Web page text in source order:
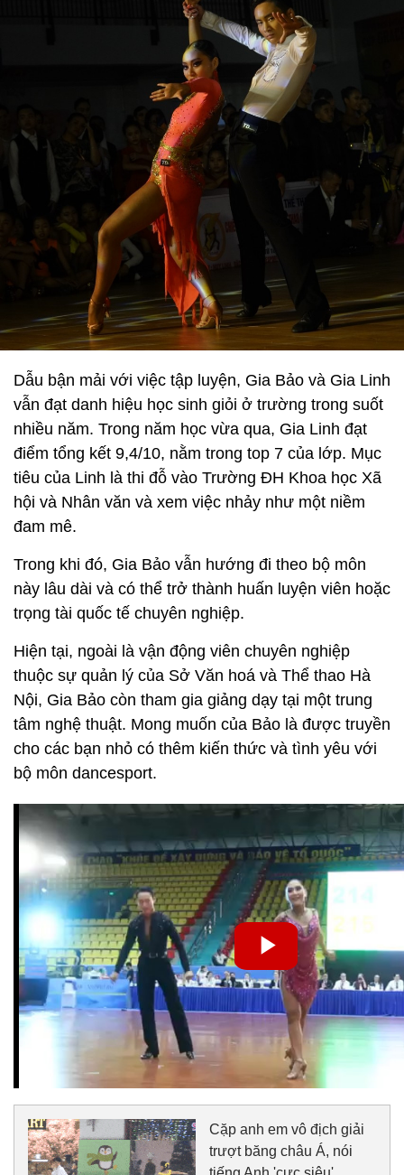
Dẫu bận mải với việc tập luyện, Gia Bảo và Gia Linh
vẫn đạt danh hiệu học sinh giỏi ở trường trong suốt
nhiều năm. Trong năm học vừa qua, Gia Linh đạt
điểm tổng kết 9,4/10, nằm trong top 7 của lớp. Mục
tiêu của Linh là thi đỗ vào Trường ĐH Khoa học Xã
hội và Nhân văn và xem việc nhảy như một niềm
đam mê.
Trong khi đó, Gia Bảo vẫn hướng đi theo bộ môn
này lâu dài và có thể trở thành huấn luyện viên hoặc
trọng tài quốc tế chuyên nghiệp.
Hiện tại, ngoài là vận động viên chuyên nghiệp
thuộc sự quản lý của Sở Văn hoá và Thể thao Hà
Nội, Gia Bảo còn tham gia giảng dạy tại một trung
tâm nghệ thuật. Mong muốn của Bảo là được truyền
cho các bạn nhỏ có thêm kiến thức và tình yêu với
bộ môn dancesport.
Cặp anh em vô địch giải
trượt băng châu Á, nói